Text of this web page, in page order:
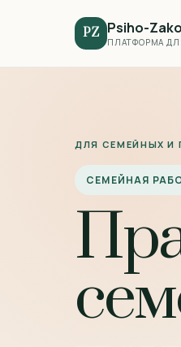
PZ Psiho-
ПЛАТФОРМА
ДЛЯ СЕМЕЙНЫХ И
СЕМЕЙНАЯ